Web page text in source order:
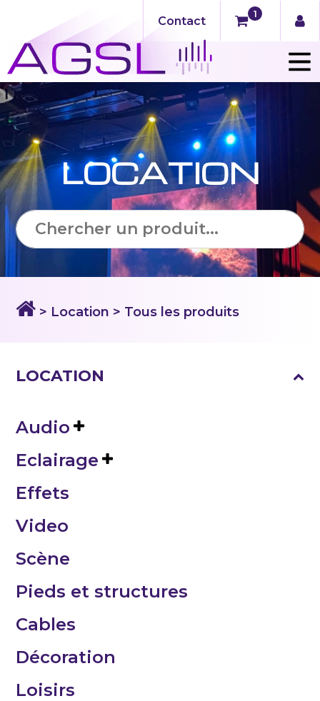
Contact
1
LOCATION
> Location > Tous les produits
LOCATION
Audio
Eclairage
Effets
Video
Scène
Pieds et structures
Cables
Décoration
Loisirs